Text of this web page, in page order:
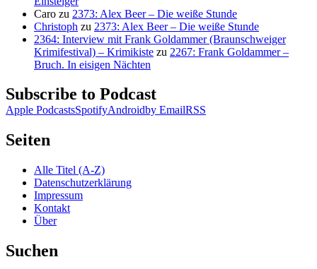
Caro zu 2373: Alex Beer – Die weiße Stunde
Christoph zu 2373: Alex Beer – Die weiße Stunde
2364: Interview mit Frank Goldammer (Braunschweiger
Krimifestival) – Krimikiste zu 2267: Frank Goldammer –
Bruch. In eisigen Nächten
Subscribe to Podcast
Apple PodcastsSpotifyAndroidby EmailRSS
Seiten
Alle Titel (A-Z)
Datenschutzerklärung
Impressum
Kontakt
Über
Suchen